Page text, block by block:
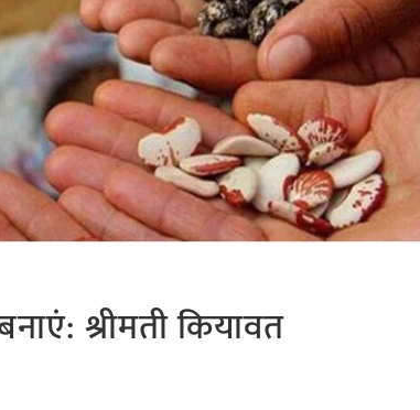
श्रीमती कियावत